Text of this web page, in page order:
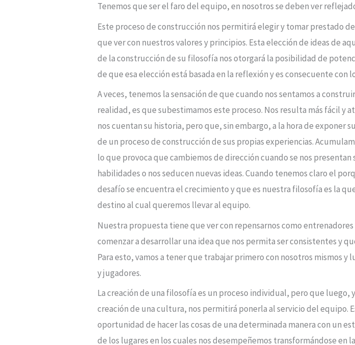
Tenemos que ser el faro del equipo, en nosotros se deben ver
Este proceso de construcción nos permitirá elegir y tomar prestado
que ver con nuestros valores y principios. Esta elección de ideas de
de la construcción de su filosofía nos otorgará la posibilidad de
de que esa elección está basada en la reflexión y es consecuente con
A veces, tenemos la sensación de que cuando nos sentamos a
realidad, es que subestimamos este proceso. Nos resulta más fácil y
nos cuentan su historia, pero que, sin embargo, a la hora de exponer
de un proceso de construcción de sus propias experiencias.
lo que provoca que cambiemos de dirección cuando se nos
habilidades o nos seducen nuevas ideas. Cuando tenemos claro el
desafío se encuentra el crecimiento y que es nuestra filosofía es la
destino al cual queremos llevar al equipo.
Nuestra propuesta tiene que ver con repensarnos como
comenzar a desarrollar una idea que nos permita ser consistentes y
Para esto, vamos a tener que trabajar primero con nosotros mismos
y jugadores.
La creación de una filosofía es un proceso individual, pero que luego,
creación de una cultura, nos permitirá ponerla al servicio del equipo.
oportunidad de hacer las cosas de una determinada manera con un
de los lugares en los cuales nos desempeñemos transformándose en